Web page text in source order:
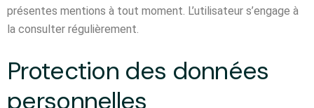
présentes mentions à tout moment. L’utilisateur s’engage à
la consulter régulièrement.
Protection des données
personnelles